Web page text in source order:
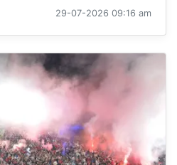
29-07-2026 09:16 am